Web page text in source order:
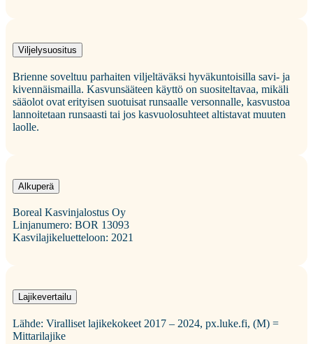
Viljelysuositus
Brienne soveltuu parhaiten viljeltäväksi hyväkuntoisilla savi- ja
kivennäismailla. Kasvunsääteen käyttö on suositeltavaa, mikäli
sääolot ovat erityisen suotuisat runsaalle versonnalle, kasvustoa
lannoitetaan runsaasti tai jos kasvuolosuhteet altistavat muuten
laolle.
Alkuperä
Boreal Kasvinjalostus Oy
Linjanumero: BOR 13093
Kasvilajikeluetteloon: 2021
Lajikevertailu
Lähde: Viralliset lajikekokeet 2017 – 2024, px.luke.fi, (M) =
Mittarilajike